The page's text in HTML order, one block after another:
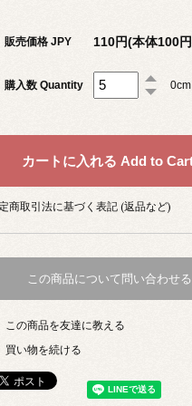
販売価格 JPY
購入数 Quantity 0cm
商取引法に基づく表記 (返品など)
この商品について問い合わせる
この商品を友達に教える
買い物を続ける